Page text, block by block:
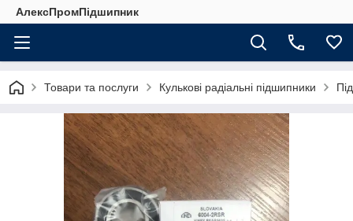
АлексПромПідшипник
Товари та послуги Кулькові радіальні підшипники